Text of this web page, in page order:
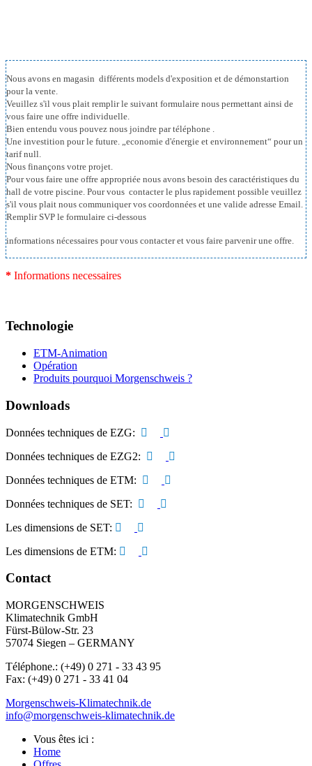
Nous avons en magasin différents models d'exposition et de démonstartion
pour la vente.
Veuillez s'il vous plait remplir le suivant formulaire nous permettant ainsi de
vous faire une offre individuelle.
Bien entendu vous pouvez nous joindre par téléphone .
Une investition pour le future. „economie d'énergie et environnement“ pour un
tarif null.
Nous finançons votre projet.
Pour vous faire une offre appropriée nous avons besoin des caractéristiques du
hall de votre piscine. Pour vous contacter le plus rapidement possible veuillez
s'il vous plait nous communiquer vos coordonnées et une valide adresse Email.
Remplir SVP le formulaire ci-dessous
informations nécessaires pour vous contacter et vous faire parvenir une offre.
* Informations necessaires
Technologie
ETM-Animation
Opération
Produits pourquoi Morgenschweis ?
Downloads
Données techniques de EZG:
Données techniques de EZG2:
Données techniques de ETM:
Données techniques de SET:
Les dimensions de SET:
Les dimensions de ETM:
Contact
MORGENSCHWEIS
Klimatechnik GmbH
Fürst-Bülow-Str. 23
57074 Siegen – GERMANY
Téléphone.: (+49) 0 271 - 33 43 95
Fax: (+49) 0 271 - 33 41 04
Morgenschweis-Klimatechnik.de
info@morgenschweis-klimatechnik.de
Vous êtes ici :
Home